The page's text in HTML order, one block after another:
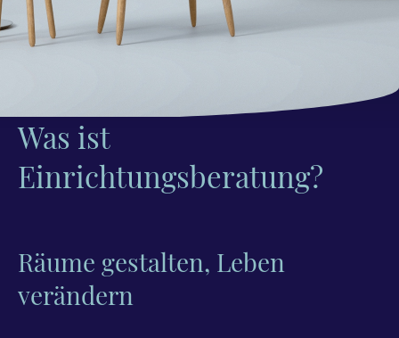
Was ist
Einrichtungsberatung?
Räume gestalten, Leben
verändern